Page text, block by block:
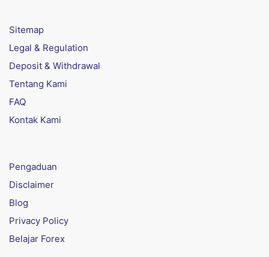
Sitemap
Legal & Regulation
Deposit & Withdrawal
Tentang Kami
FAQ
Kontak Kami
Pengaduan
Disclaimer
Blog
Privacy Policy
Belajar Forex